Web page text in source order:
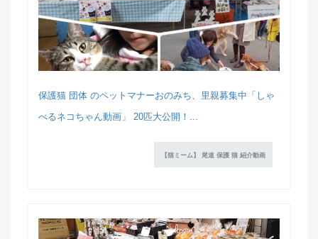
保護猫 団体 のペットマナーおのみち、里親募集中「しゃ
べるネコちゃん動画」 20匹大公開！...
【猫ミーム】 尾道 保護 猫 紹介動画